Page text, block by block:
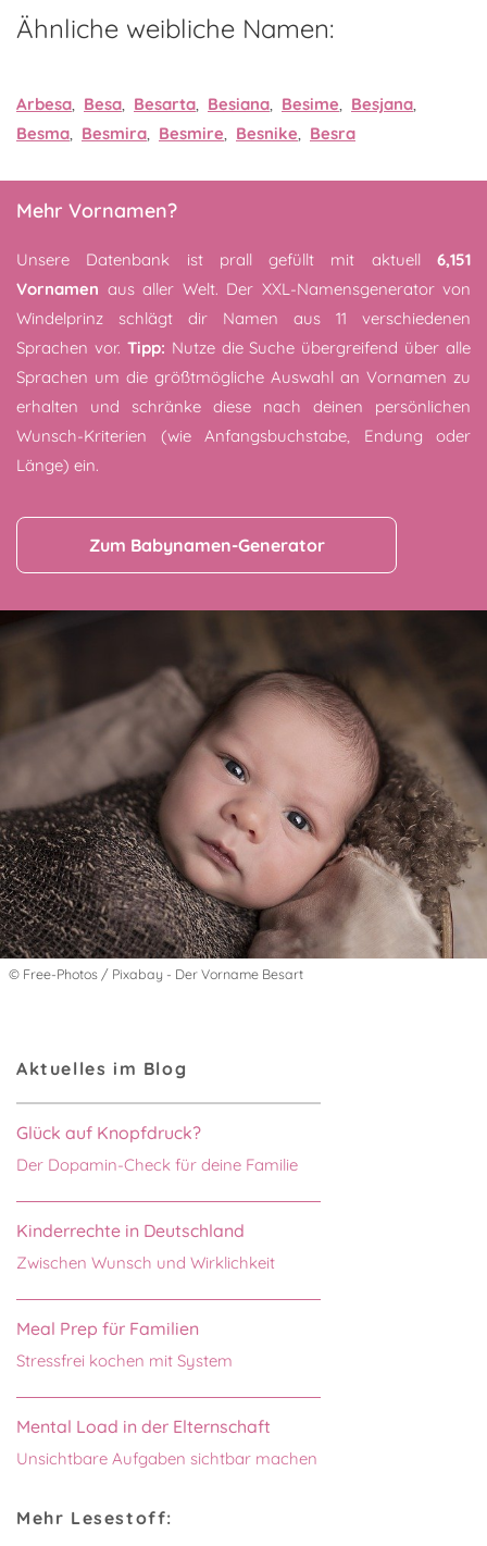
Ähnliche weibliche Namen:
Arbesa, Besa, Besarta, Besiana, Besime, Besjana,
Besma, Besmira, Besmire, Besnike, Besra
Mehr Vornamen?
Unsere Datenbank ist prall gefüllt mit aktuell 6,151
Vornamen aus aller Welt. Der XXL-Namensgenerator von
Windelprinz schlägt dir Namen aus 11 verschiedenen
Sprachen vor. Tipp: Nutze die Suche übergreifend über alle
Sprachen um die größtmögliche Auswahl an Vornamen zu
erhalten und schränke diese nach deinen persönlichen
Wunsch-Kriterien (wie Anfangsbuchstabe, Endung oder
Länge) ein.
Zum Babynamen-Generator
© Free-Photos / Pixabay - Der Vorname Besart
Aktuelles im Blog
Glück auf Knopfdruck?
Der Dopamin-Check für deine Familie
Kinderrechte in Deutschland
Zwischen Wunsch und Wirklichkeit
Meal Prep für Familien
Stressfrei kochen mit System
Mental Load in der Elternschaft
Unsichtbare Aufgaben sichtbar machen
Mehr Lesestoff: